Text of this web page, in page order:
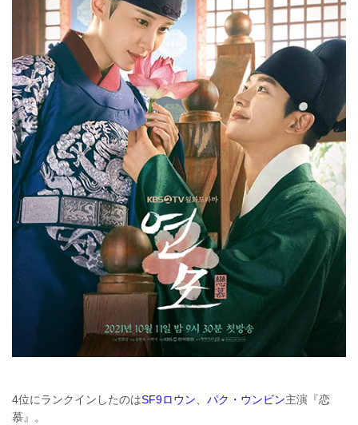
4位にランクインしたのはSF9ロウン、 パク・ウンビン主演『恋
慕』。